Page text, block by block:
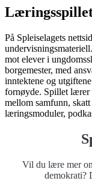
På Spleiselagets
mot elever i
borgemester, med
inntektene og
fornøyde. Spillet lærer
mellom samfunn,
læringsmoduler,
Vil du lære mer
demokrati?